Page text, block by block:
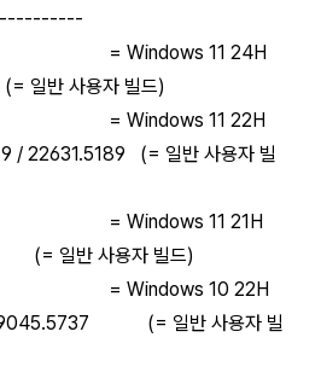
= Windows 11 24H
일반 사용자 빌드)
= Windows 11 22H
/ 22631.5189 (= 일반 사용자 빌
= Windows 11 21H
일반 사용자 빌드)
= Windows 10 22H
(= 일반 사용자 빌